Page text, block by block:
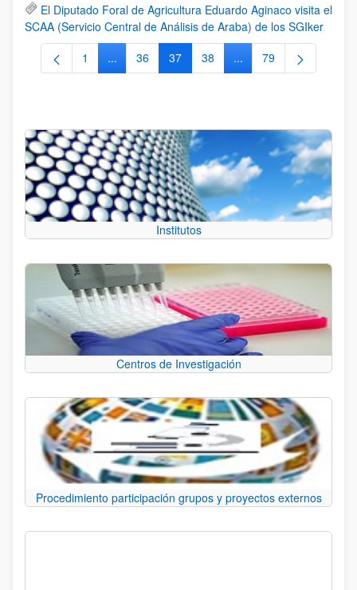
El Diputado Foral de Agricultura Eduardo Aginaco visita el
SCAA (Servicio Central de Análisis de Araba) de los SGIker
Página
1 ...Páginas intermedias Use TAB para desplazarse.
Página
36 Página
37 Página
38 ...Páginas intermedias
Página
79
Institutos
Centros de Investigación
Procedimiento participación grupos y proyectos externos